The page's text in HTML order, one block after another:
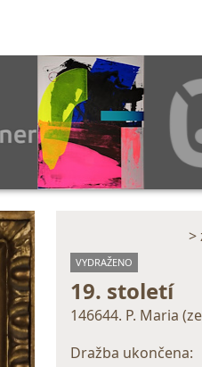
>
VYDRAŽENO
19. století
146644. P. Maria
Dražba ukončena: